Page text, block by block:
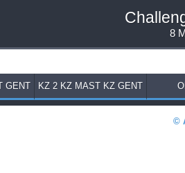
8
GENT KZ 2 KZ MAST KZ GENT
©